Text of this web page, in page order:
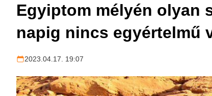
Egyiptom mélyén olyan
napig nincs egyértelmű
2023.04.17. 19:07